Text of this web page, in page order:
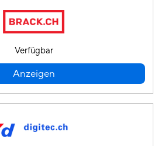
Verfügbar
Anzeigen